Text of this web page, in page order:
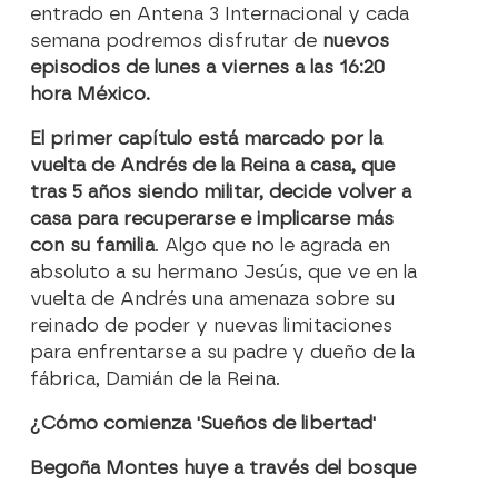
entrado en Antena 3 Internacional y cada
semana podremos disfrutar de nuevos
episodios de lunes a viernes a las 16:20
hora México.
El primer capítulo está marcado por la
vuelta de Andrés de la Reina a casa, que
tras 5 años siendo militar, decide volver a
casa para recuperarse e implicarse más
con su familia. Algo que no le agrada en
absoluto a su hermano Jesús, que ve en la
vuelta de Andrés una amenaza sobre su
reinado de poder y nuevas limitaciones
para enfrentarse a su padre y dueño de la
fábrica, Damián de la Reina.
¿Cómo comienza 'Sueños de libertad'
Begoña Montes huye a través del bosque